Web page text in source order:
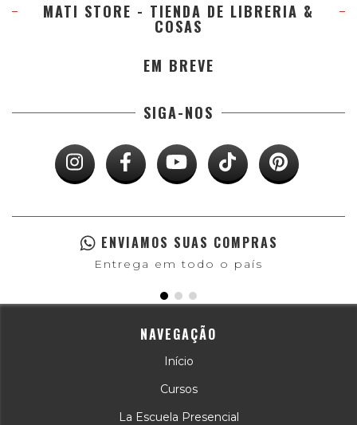
MATI STORE - TIENDA DE LIBRERIA &
COSAS
EM BREVE
SIGA-NOS
ENVIAMOS SUAS COMPRAS
Entrega em todo o país
NAVEGAÇÃO
Início
Cursos
La Escuela Presencial